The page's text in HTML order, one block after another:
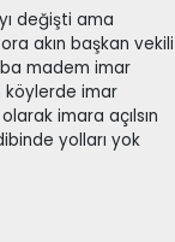
değişti ama
akın başkan vekili
madem imar
köylerde imar
imara açılsın
yolları yok